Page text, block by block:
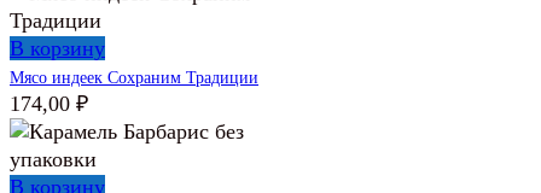
В корзину
Мясо индеек Сохраним Традиции
174,00 ₽
В корзину